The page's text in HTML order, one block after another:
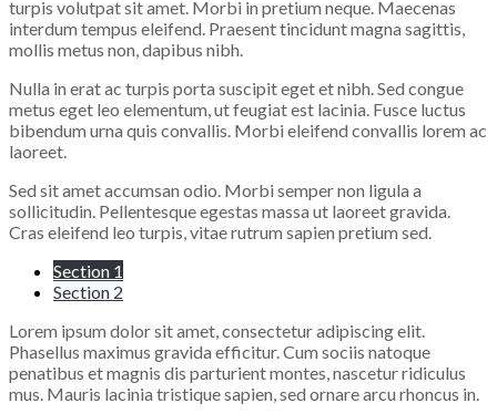
turpis volutpat sit amet. Morbi in pretium neque. Maecenas
interdum tempus eleifend. Praesent tincidunt magna sagittis,
mollis metus non, dapibus nibh.
Nulla in erat ac turpis porta suscipit eget et nibh. Sed congue
metus eget leo elementum, ut feugiat est lacinia. Fusce luctus
bibendum urna quis convallis. Morbi eleifend convallis lorem ac
laoreet.
Sed sit amet accumsan odio. Morbi semper non ligula a
sollicitudin. Pellentesque egestas massa ut laoreet gravida.
Cras eleifend leo turpis, vitae rutrum sapien pretium sed.
Section 1
Section 2
Lorem ipsum dolor sit amet, consectetur adipiscing elit.
Phasellus maximus gravida efficitur. Cum sociis natoque
penatibus et magnis dis parturient montes, nascetur ridiculus
mus. Mauris lacinia tristique sapien, sed ornare arcu rhoncus in.